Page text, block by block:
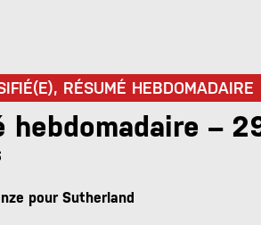
RÉSUMÉ HEBDOMADAIRE
hebdomadaire –
pour Sutherland